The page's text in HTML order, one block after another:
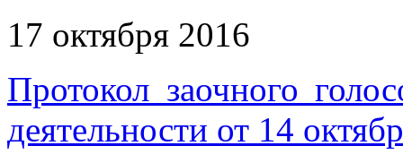
17 октября 2016
Протокол заочного
деятельности от 14